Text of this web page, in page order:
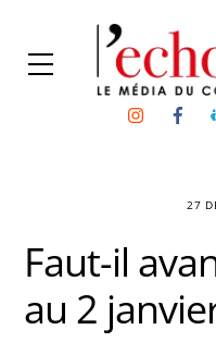
content
Menu
27
Faut-il
au 2